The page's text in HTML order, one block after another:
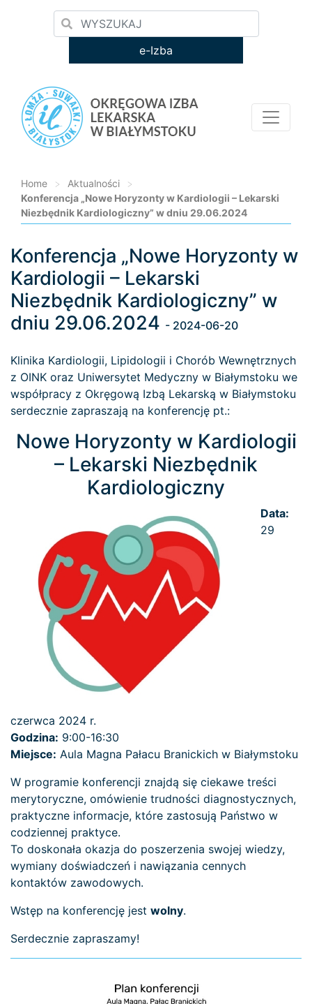
e-Izba
Home > Aktualności
>
Konferencja „Nowe Horyzonty w Kardiologii – Lekarski
Niezbędnik Kardiologiczny” w dniu 29.06.2024
Loading...
Konferencja „Nowe Horyzonty w
Kardiologii – Lekarski
Niezbędnik Kardiologiczny” w
dniu 29.06.2024 - 2024-06-20
Klinika Kardiologii, Lipidologii i Chorób Wewnętrznych
z OINK oraz Uniwersytet Medyczny w Białymstoku we
współpracy z Okręgową Izbą Lekarską w Białymstoku
serdecznie zapraszają na konferencję pt.:
Nowe Horyzonty w Kardiologii
– Lekarski Niezbędnik
Kardiologiczny
Data:
29
czerwca 2024 r.
Godzina: 9:00-16:30
Miejsce: Aula Magna Pałacu Branickich w Białymstoku
W programie konferencji znajdą się ciekawe treści
merytoryczne, omówienie trudności diagnostycznych,
praktyczne informacje, które zastosują Państwo w
codziennej praktyce.
To doskonała okazja do poszerzenia swojej wiedzy,
wymiany doświadczeń i nawiązania cennych
kontaktów zawodowych.
Wstęp na konferencję jest wolny.
Serdecznie zapraszamy!